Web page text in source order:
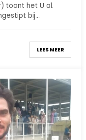
toont het U al.
bij…
LEES MEER